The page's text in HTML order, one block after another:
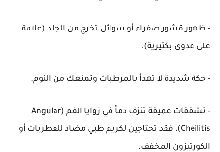
- ظهور قشور صفراء أو سوائل تخرج من الجلد (علامة
على عدوى بكتيرية).
- حكة شديدة لا تهدأ بالمرطبات وتمنعك من النوم.
- تشققات عميقة تنزف دماً في زوايا الفم (Angular
Cheilitis)، فقد تحتاجين لكريم طبي مضاد للفطريات أو
الكورتيزون المخفف.